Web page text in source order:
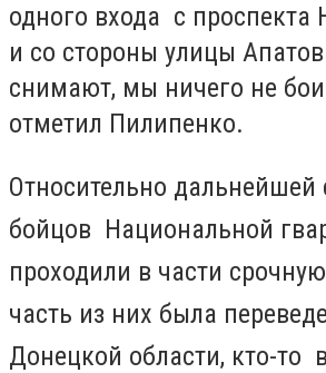
одного входа с проспекта
и со стороны улицы
снимают, мы ничего не
отметил Пилипенко.
Относительно дальнейшей
бойцов Национальной
проходили в части
часть из них была
Донецкой области, кто-то